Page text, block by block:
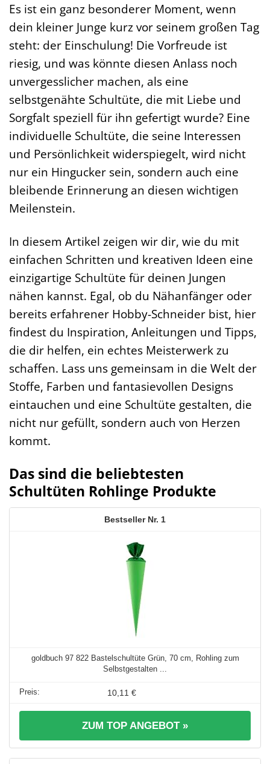
Es ist ein ganz besonderer Moment, wenn
dein kleiner Junge kurz vor seinem großen Tag
steht: der Einschulung! Die Vorfreude ist
riesig, und was könnte diesen Anlass noch
unvergesslicher machen, als eine
selbstgenähte Schultüte, die mit Liebe und
Sorgfalt speziell für ihn gefertigt wurde? Eine
individuelle Schultüte, die seine Interessen
und Persönlichkeit widerspiegelt, wird nicht
nur ein Hingucker sein, sondern auch eine
bleibende Erinnerung an diesen wichtigen
Meilenstein.
In diesem Artikel zeigen wir dir, wie du mit
einfachen Schritten und kreativen Ideen eine
einzigartige Schultüte für deinen Jungen
nähen kannst. Egal, ob du Nähanfänger oder
bereits erfahrener Hobby-Schneider bist, hier
findest du Inspiration, Anleitungen und Tipps,
die dir helfen, ein echtes Meisterwerk zu
schaffen. Lass uns gemeinsam in die Welt der
Stoffe, Farben und fantasievollen Designs
eintauchen und eine Schultüte gestalten, die
nicht nur gefüllt, sondern auch von Herzen
kommt.
Das sind die beliebtesten
Schultüten Rohlinge Produkte
1
goldbuch 97 822 Bastelschultüte Grün, 70 cm, Rohling zum
Selbstgestalten ...
10,11 €
ZUM TOP ANGEBOT »